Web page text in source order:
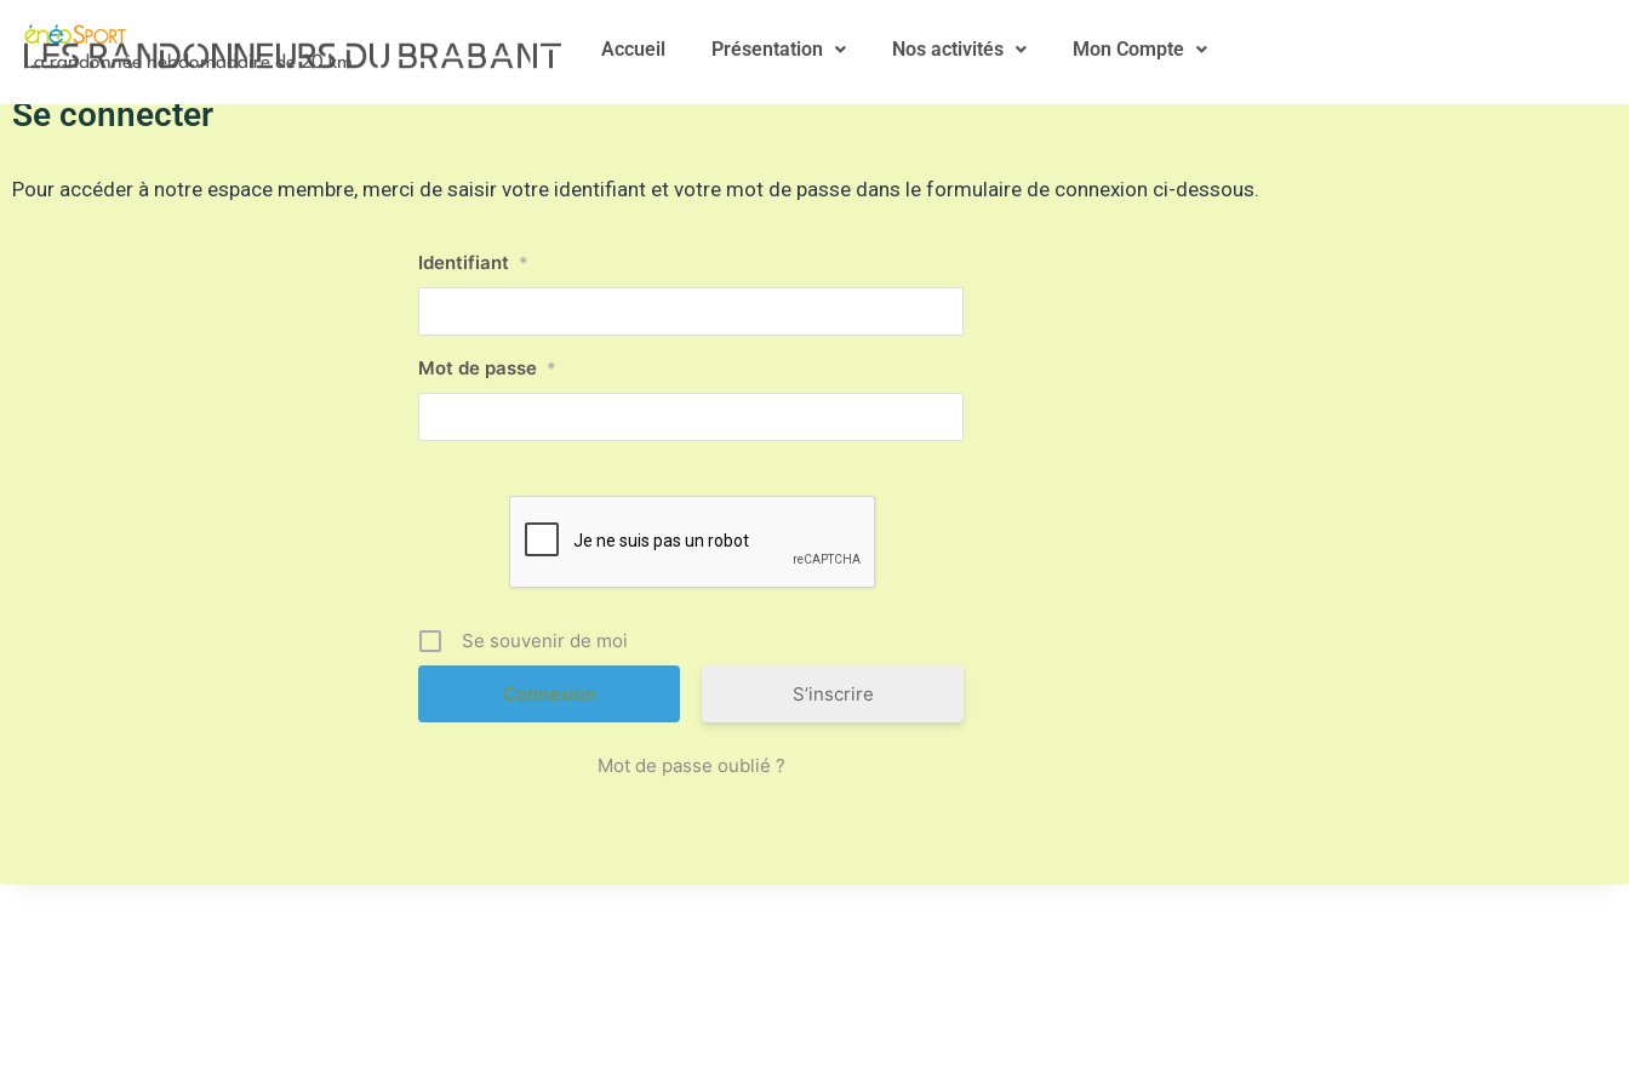
La randonnée hebdomadaire de 20 km
Accueil Présentation Nos activités Mon Compte
Se connecter
Pour accéder à notre espace membre, merci de saisir votre identifiant et votre mot de passe dans le formulaire de connexion ci-dessous.
Identifiant *
Mot de passe *
Se souvenir de moi
S’inscrire
Mot de passe oublié ?